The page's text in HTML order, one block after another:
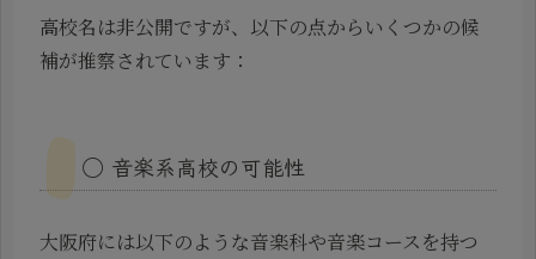
高校名は非公開ですが、以下の点からいくつかの候
補が推察されています：
◯ 音楽系高校の可能性
大阪府には以下のような音楽科や音楽コースを持つ